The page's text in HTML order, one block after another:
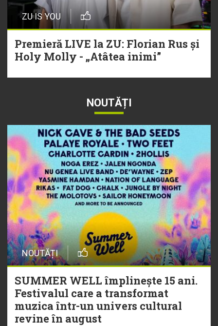
ZU IS YOU
Premieră LIVE la ZU: Florian Rus și
Holy Molly - „Atâtea inimi”
NOUTĂȚI
NOUTĂȚI
SUMMER WELL împlinește 15 ani.
Festivalul care a transformat
muzica într-un univers cultural
revine în august